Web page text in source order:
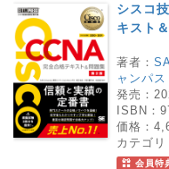
シスコ
キスト
著者：
ャンパ
発売：
ISBN：
価格：
カテゴリ
会員特